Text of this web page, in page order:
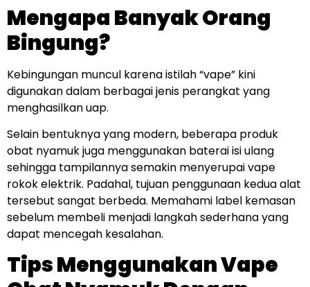
Mengapa Banyak Orang
Bingung?
Kebingungan muncul karena istilah “vape” kini
digunakan dalam berbagai jenis perangkat yang
menghasilkan uap.
Selain bentuknya yang modern, beberapa produk
obat nyamuk juga menggunakan baterai isi ulang
sehingga tampilannya semakin menyerupai vape
rokok elektrik. Padahal, tujuan penggunaan kedua alat
tersebut sangat berbeda. Memahami label kemasan
sebelum membeli menjadi langkah sederhana yang
dapat mencegah kesalahan.
Tips Menggunakan Vape